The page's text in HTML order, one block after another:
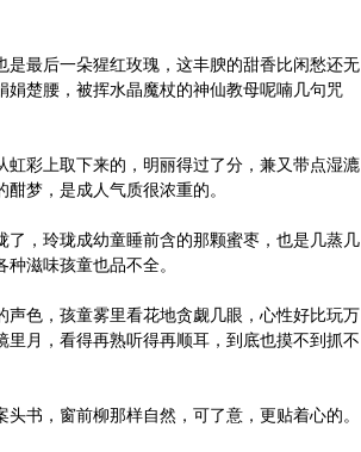
最后一朵猩红玫瑰，这丰腴的甜香比闲愁还无
楚腰，被挥水晶魔杖的神仙教母呢喃几句咒
彩上取下来的，明丽得过了分，兼又带点湿漉
梦，是成人气质很浓重的。
，玲珑成幼童睡前含的那颗蜜枣，也是几蒸几
滋味孩童也品不全。
色，孩童雾里看花地贪觑几眼，心性好比玩万
月，看得再熟听得再顺耳，到底也摸不到抓不
，窗前柳那样自然，可了意，更贴着心的。